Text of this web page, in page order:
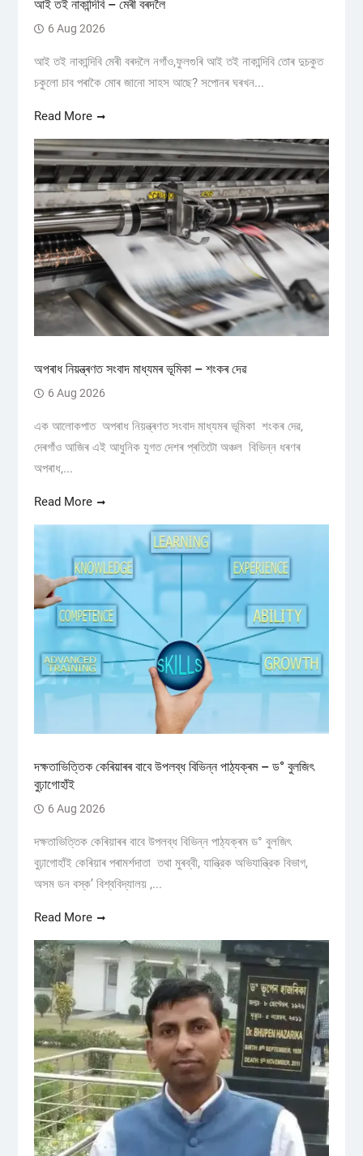
আই তই নাকান্দিবি – মেৰী বৰদলৈ
6 Aug 2026
আই তই নাকান্দিবি মেৰী বৰদলৈ নগাঁও,ফুলগুৰি আই তই নাকান্দিবি তোৰ দুচকুত
চকুলো চাব পৰাকৈ মোৰ জানো সাহস আছে? সপোনৰ ঘৰখন...
Read More
অপৰাধ নিয়ন্ত্ৰণত সংবাদ মাধ্যমৰ ভূমিকা – শংকৰ দেৱ
6 Aug 2026
এক আলোকপাত অপৰাধ নিয়ন্ত্ৰণত সংবাদ মাধ্যমৰ ভূমিকা শংকৰ দেৱ,
দেৰগাঁও আজিৰ এই আধুনিক যুগত দেশৰ প্ৰতিটো অঞ্চল বিভিন্ন ধৰণৰ
অপৰাধ,...
Read More
দক্ষতাভিত্তিক কেৰিয়াৰৰ বাবে উপলব্ধ বিভিন্ন পাঠ্যক্ৰম – ড° বুলজিৎ
বুঢ়াগোহাঁই
6 Aug 2026
দক্ষতাভিত্তিক কেৰিয়াৰৰ বাবে উপলব্ধ বিভিন্ন পাঠ্যক্ৰম ড° বুলজিৎ
বুঢ়াগোহাঁই কেৰিয়াৰ পৰামৰ্শদাতা তথা মুৰব্বী, যান্ত্রিক অভিযান্ত্রিক বিভাগ,
অসম ডন বস্ক’ বিশ্ববিদ্যালয় ,...
Read More